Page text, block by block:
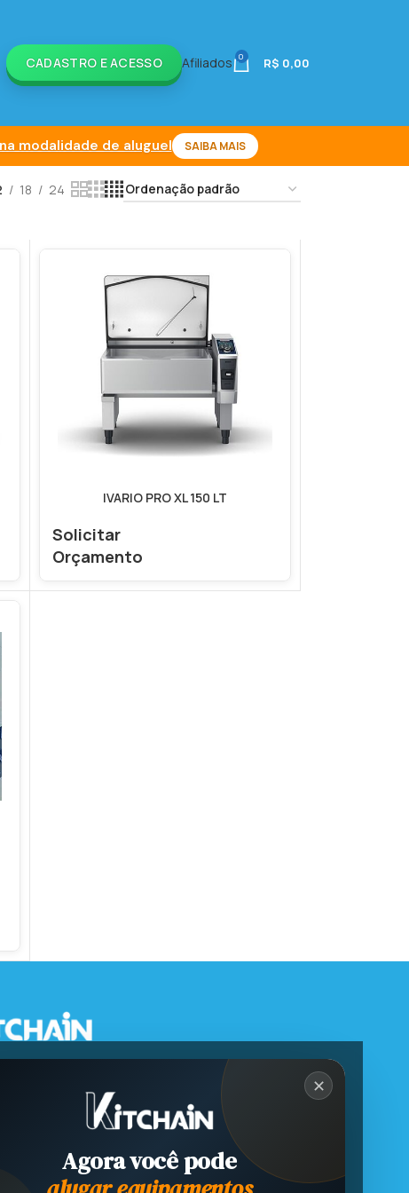
CADASTRO E ACESSO Afiliados 0 R$ 0,00
18 24
IVARIO PRO XL 150 LT
Solicitar
Orçamento
✕
Agora você pode
modalidade de aluguel SAIBA MAIS